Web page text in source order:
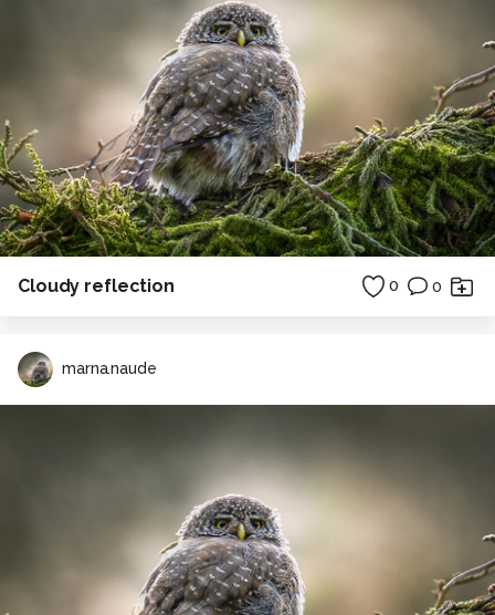
Cloudy reflection 0 0
marna.naude